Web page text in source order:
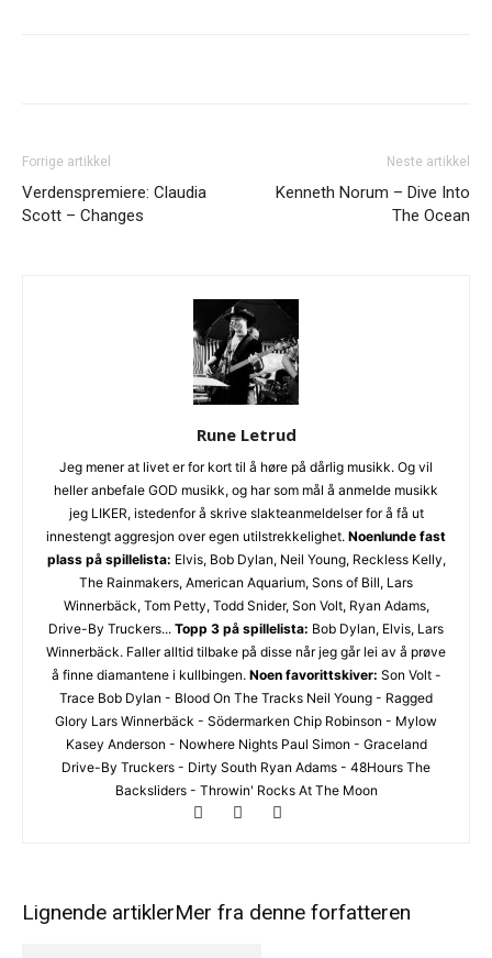
Forrige artikkel
Verdenspremiere: Claudia
Scott – Changes
Neste artikkel
Kenneth Norum – Dive Into
The Ocean
Rune Letrud
Jeg mener at livet er for kort til å høre på dårlig musikk. Og vil
heller anbefale GOD musikk, og har som mål å anmelde musikk
jeg LIKER, istedenfor å skrive slakteanmeldelser for å få ut
innestengt aggresjon over egen utilstrekkelighet. Noenlunde fast
plass på spillelista: Elvis, Bob Dylan, Neil Young, Reckless Kelly,
The Rainmakers, American Aquarium, Sons of Bill, Lars
Winnerbäck, Tom Petty, Todd Snider, Son Volt, Ryan Adams,
Drive-By Truckers... Topp 3 på spillelista: Bob Dylan, Elvis, Lars
Winnerbäck. Faller alltid tilbake på disse når jeg går lei av å prøve
å finne diamantene i kullbingen. Noen favorittskiver: Son Volt -
Trace Bob Dylan - Blood On The Tracks Neil Young - Ragged
Glory Lars Winnerbäck - Södermarken Chip Robinson - Mylow
Kasey Anderson - Nowhere Nights Paul Simon - Graceland
Drive-By Truckers - Dirty South Ryan Adams - 48Hours The
Backsliders - Throwin' Rocks At The Moon
Lignende artiklerMer fra denne forfatteren